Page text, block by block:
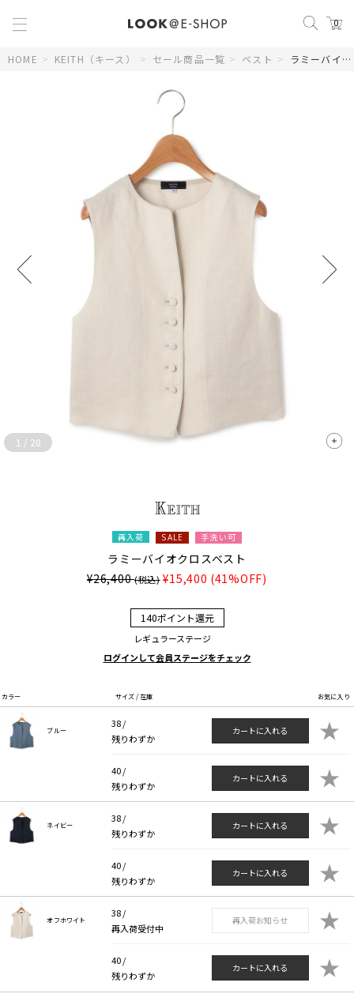
0
HOME > KEITH（キース） > セール商品一覧 > ベスト > ラミーバイオクロスベスト
1 / 20
再入荷 SALE 手洗い可
ラミーバイオクロスベスト
¥26,400(税込) ¥15,400 (41%OFF)
140ポイント還元
レギュラーステージ
ログインして会員ステージをチェック
カラー サイズ / 在庫 お気に入り
ブルー
38 /
残りわずか
カートに入れる ★
40 /
残りわずか
カートに入れる ★
ネイビー
38 /
残りわずか
カートに入れる ★
40 /
残りわずか
カートに入れる ★
オフホワイト
38 /
再入荷受付中
再入荷お知らせ ★
40 /
残りわずか
カートに入れる ★